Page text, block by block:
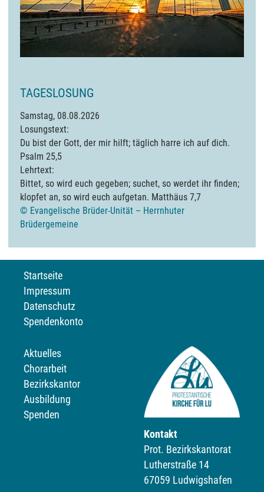
TAGESLOSUNG
Samstag, 08.08.2026
Losungstext:
Du bist der Gott, der mir hilft; täglich harre ich auf dich.
Psalm 25,5
Lehrtext:
Bittet, so wird euch gegeben; suchet, so werdet ihr finden;
klopfet an, so wird euch aufgetan. Matthäus 7,7
© Evangelische Brüder-Unität – Herrnhuter
Brüdergemeine
Startseite
Impressum
Datenschutz
Spendenkonto
Aktuelles
Chorarbeit
Bezirkskantor
Ausbildung
Spenden
Kontakt
Prot. Bezirkskantorat
Lutherstraße 14
67059 Ludwigshafen